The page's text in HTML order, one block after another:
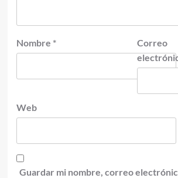
Nombre *
Correo
Web
Guardar mi nombre, correo